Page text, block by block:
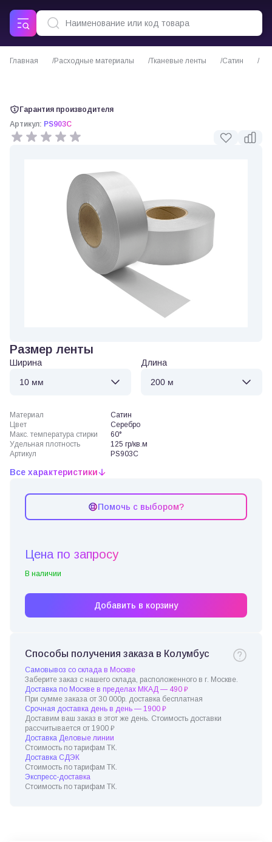
Главная Расходные материалы Тканевые ленты
Сатин
Гарантия производителя
Артикул: PS903C
Размер ленты
Ширина Длина
Материал
Сатин
Цвет
Серебро
Макс. температура стирки
60°
Удельная плотность
125 гр/кв.м
Артикул
PS903C
Все характеристики
Помочь с выбором?
Цена по запросу
В наличии
Добавить в корзину
Способы получения заказа в Колумбус
Самовывоз со склада в Москве
Заберите заказ с нашего склада, расположенного в г. Москве.
Доставка по Москве в пределах МКАД — 490 ₽
При сумме заказа от 30 000р. доставка бесплатная
Срочная доставка день в день — 1900 ₽
Доставим ваш заказ в этот же день. Стоимость доставки
рассчитывается от 1900 ₽
Доставка Деловые линии
Стоимость по тарифам ТК.
Доставка СДЭК
Стоимость по тарифам ТК.
Экспресс-доставка
Стоимость по тарифам ТК.